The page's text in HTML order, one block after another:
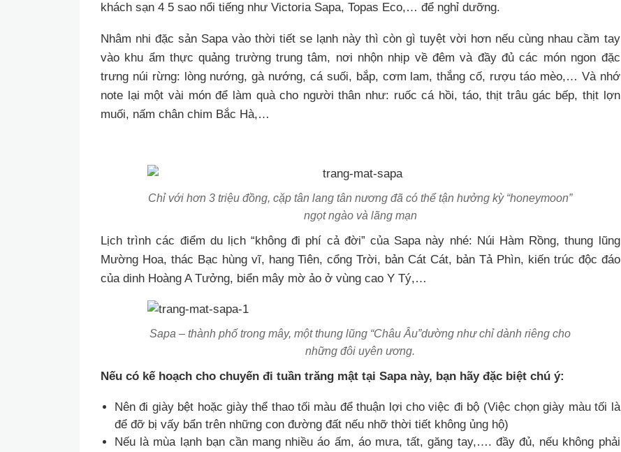
khách sạn 4 5 sao nổi tiếng như Victoria Sapa, Topas Eco,… để nghỉ dưỡng.
Nhâm nhi đặc sản Sapa vào thời tiết se lạnh này thì còn gì tuyệt vời hơn nếu cùng nhau cầm tay
vào khu ẩm thực quảng trường trung tâm, nơi nhộn nhịp về đêm và đầy đủ các món ngon đặc
trưng núi rừng: lòng nướng, gà nướng, cá suối, bắp, cơm lam, thắng cố, rượu táo mèo,… Và nhớ
note lại một vài món để làm quà cho người thân như: ruốc cá hồi, táo, thịt trâu gác bếp, thịt lợn
muối, nấm chân chim Bắc Hà,…
Chỉ với hơn 3 triệu đồng, cặp tân lang tân nương đã có thể tận hưởng kỳ “honeymoon”
ngọt ngào và lãng mạn
Lịch trình các điểm du lịch “không đi phí cả đời” của Sapa này nhé: Núi Hàm Rồng, thung lũng
Mường Hoa, thác Bạc hùng vĩ, hang Tiên, cổng Trời, bản Cát Cát, bản Tả Phìn, kiến trúc độc đáo
của dinh Hoàng A Tưởng, biển mây mờ ảo ở vùng cao Y Tý,…
Sapa – thành phố trong mây, một thung lũng “Châu Âu”dường như chỉ dành riêng cho
những đôi uyên ương.
Nếu có kế hoạch cho chuyến đi tuần trăng mật tại Sapa này, bạn hãy đặc biệt chú ý:
Nên đi giày bệt hoặc giày thể thao tối màu để thuận lợi cho việc đi bộ (Việc chọn giày màu tối là
để đỡ bị vấy bẩn trên những con đường đất nếu nhỡ thời tiết không ủng hộ)
Nếu là mùa lạnh bạn cần mang nhiều áo ấm, áo mưa, tất, găng tay,…. đầy đủ, nếu không phải